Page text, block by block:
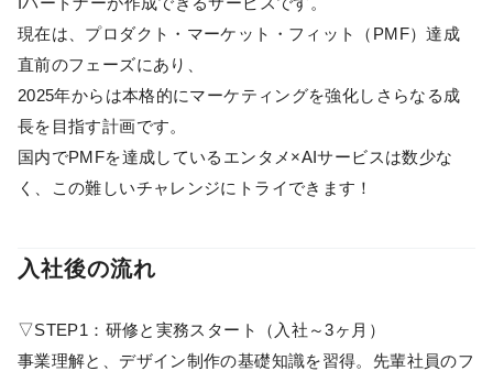
現在は、プロダクト・マーケット・フィット（PMF）達成
直前のフェーズにあり、
2025年からは本格的にマーケティングを強化しさらなる成
長を目指す計画です。
国内でPMFを達成しているエンタメ×AIサービスは数少な
く、この難しいチャレンジにトライできます！
入社後の流れ
▽STEP1：研修と実務スタート（入社～3ヶ月）
事業理解と、デザイン制作の基礎知識を習得。先輩社員のフ